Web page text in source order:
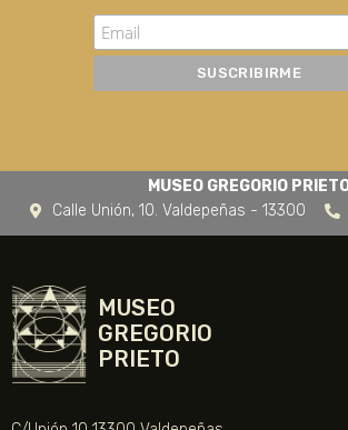
MUSEO GREGORIO
Calle Unión, 10. Valdepeñas - 13300
MUSEO
GREGORIO
PRIETO